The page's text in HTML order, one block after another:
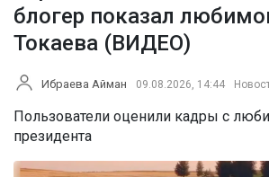
блогер показал
Токаева (ВИДЕО)
Ибраева Айман 09.08.2026, 14:44
Пользователи оценили кадры с
президента